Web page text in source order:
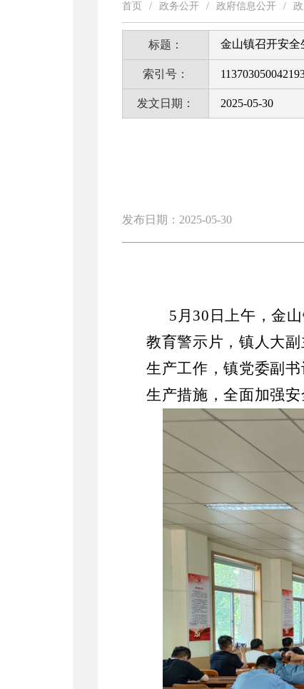
首页 / 政务公开 / 政府信息公开 /
标题： 金山镇召开安全
索引号：
发文日期： 2025-05-30
发布日期：2025-05-30
5月30日上午，金
教育警示片，镇人大
生产工作，镇党委副
生产措施，全面加强安